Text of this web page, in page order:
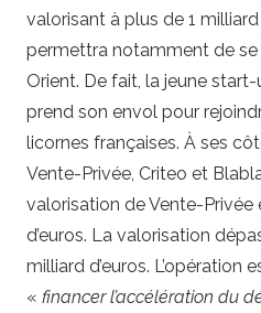
valorisant à plus de 1 milliard
permettra notamment de
Orient. De fait, la jeune
prend son envol pour
licornes françaises. À ses
Vente-Privée, Criteo et
valorisation de Vente-Privée
d’euros. La valorisation
milliard d’euros. L’opération
« financer l’accélération du